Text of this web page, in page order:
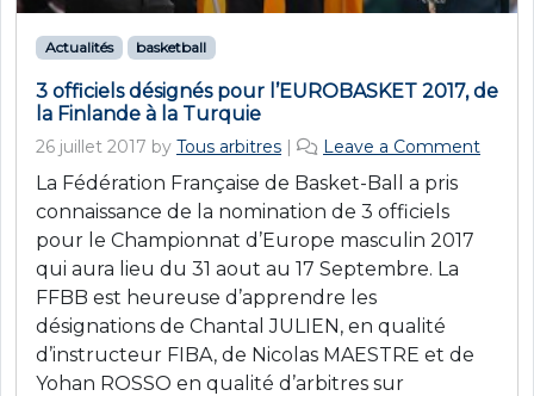
Actualités basketball
3 officiels désignés pour l’EUROBASKET 2017, de
la Finlande à la Turquie
26 juillet 2017 by Tous arbitres | Leave a Comment
La Fédération Française de Basket-Ball a pris
connaissance de la nomination de 3 officiels
pour le Championnat d’Europe masculin 2017
qui aura lieu du 31 aout au 17 Septembre. La
FFBB est heureuse d’apprendre les
désignations de Chantal JULIEN, en qualité
d’instructeur FIBA, de Nicolas MAESTRE et de
Yohan ROSSO en qualité d’arbitres sur